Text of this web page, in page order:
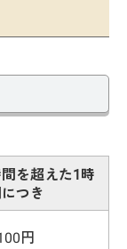
を超えた1時
つき
円